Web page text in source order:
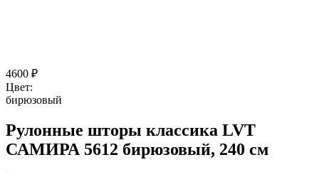
4600 ₽
Цвет:
бирюзовый
Рулонные шторы классика LVT
САМИРА 5612 бирюзовый, 240 см